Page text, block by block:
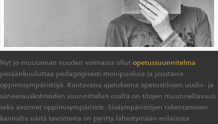
Nyt jo muutaman vuoden voimassa ollut opetussuunnitelma
peräänkuuluttaa pedagogisesti monipuolisia ja joustavia
oppimisympäristöjä. Kantavana ajatuksena opetustilojen uudis- ja
saneerauskohteiden suunnittelun osalta on tilojen muunneltavuus
sekä avoimet oppimisympäristöt. Sisäympäristöjen rakentamisen
kannalta näitä tavoitteita on pyritty lähestymään erilaisista